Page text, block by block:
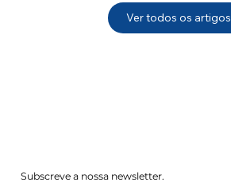
Subscreve a nossa newsletter.
Ver todos os artigos